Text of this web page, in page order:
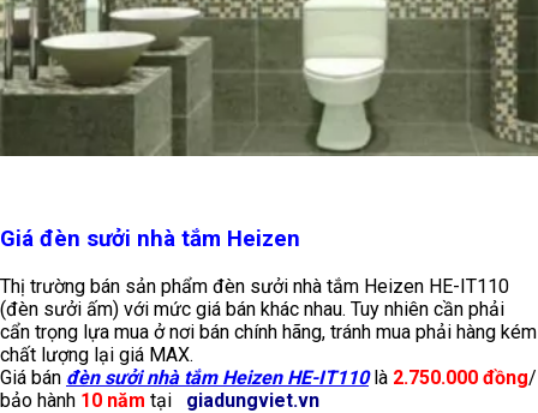
Giá đèn sưởi nhà tắm Heizen
Thị trường bán sản phẩm đèn sưởi nhà tắm Heizen HE-IT110
(đèn sưởi ấm) với mức giá bán khác nhau. Tuy nhiên cần phải
cẩn trọng lựa mua ở nơi bán chính hãng, tránh mua phải hàng kém
chất lượng lại giá MAX.
Giá bán đèn sưởi nhà tắm Heizen HE-IT110là 2.750.000 đồng/
bảo hành 10 năm tại giadungviet.vn